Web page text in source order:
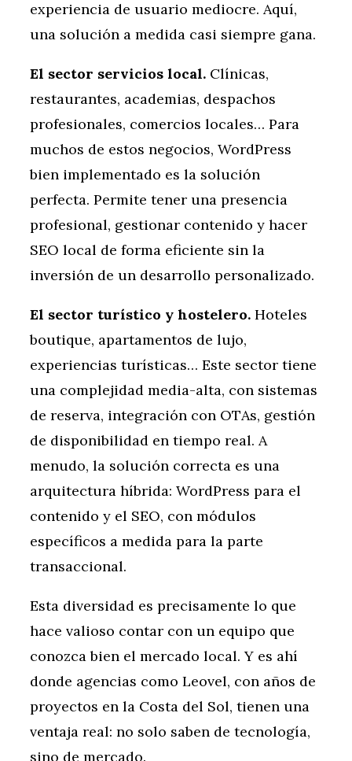
experiencia de usuario mediocre. Aquí,
una solución a medida casi siempre gana.
El sector servicios local. Clínicas,
restaurantes, academias, despachos
profesionales, comercios locales… Para
muchos de estos negocios, WordPress
bien implementado es la solución
perfecta. Permite tener una presencia
profesional, gestionar contenido y hacer
SEO local de forma eficiente sin la
inversión de un desarrollo personalizado.
El sector turístico y hostelero. Hoteles
boutique, apartamentos de lujo,
experiencias turísticas… Este sector tiene
una complejidad media-alta, con sistemas
de reserva, integración con OTAs, gestión
de disponibilidad en tiempo real. A
menudo, la solución correcta es una
arquitectura híbrida: WordPress para el
contenido y el SEO, con módulos
específicos a medida para la parte
transaccional.
Esta diversidad es precisamente lo que
hace valioso contar con un equipo que
conozca bien el mercado local. Y es ahí
donde agencias como Leovel, con años de
proyectos en la Costa del Sol, tienen una
ventaja real: no solo saben de tecnología,
sino de mercado.